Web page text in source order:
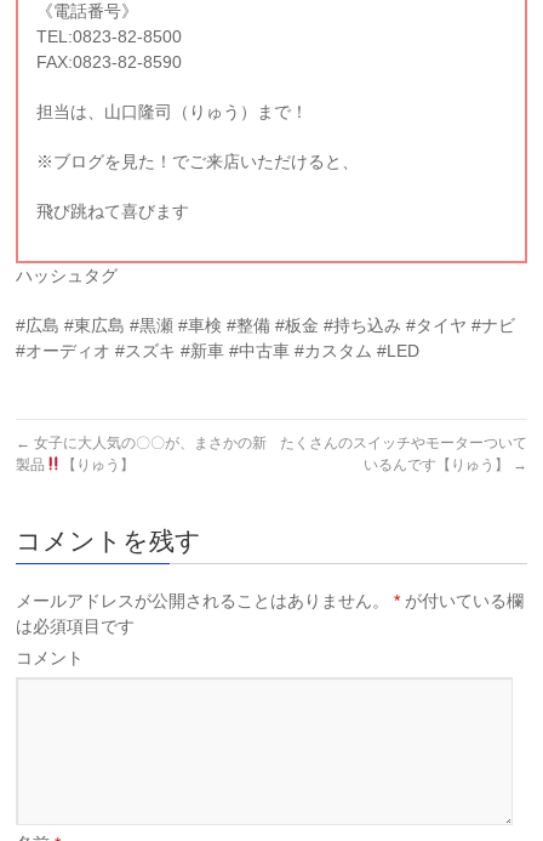
《電話番号》
TEL:0823-82-8500
FAX:0823-82-8590
担当は、山口隆司（りゅう）まで！
※ブログを見た！でご来店いただけると、
飛び跳ねて喜びます
ハッシュタグ
#広島 #東広島 #黒瀬 #車検 #整備 #板金 #持ち込み #タイヤ #ナビ
#オーディオ #スズキ #新車 #中古車 #カスタム #LED
← 女子に大人気の〇〇が、まさかの新
製品
【りゅう】
たくさんのスイッチやモーターついて
いるんです【りゅう】
→
コメントを残す
メールアドレスが公開されることはありません。 * が付いている欄
は必須項目です
コメント